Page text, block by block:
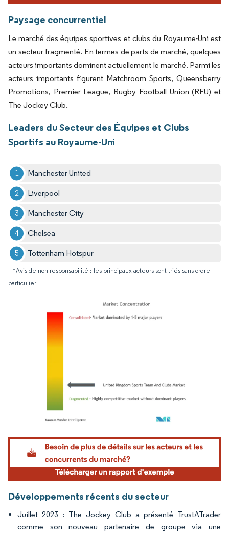
Paysage concurrentiel
Le marché des équipes sportives et clubs du Royaume-Uni est
un secteur fragmenté. En termes de parts de marché, quelques
acteurs importants dominent actuellement le marché. Parmi les
acteurs importants figurent Matchroom Sports, Queensberry
Promotions, Premier League, Rugby Football Union (RFU) et
The Jockey Club.
Leaders du Secteur des Équipes et Clubs
Sportifs au Royaume-Uni
Manchester United
Liverpool
Manchester City
Chelsea
Tottenham Hotspur
*Avis de non-responsabilité : les principaux acteurs sont triés sans ordre
particulier
Image © Mordor Intelligence. La réutilisation nécessite une attribution sous CC BY
Développements récents du secteur
Juillet 2023 : The Jockey Club a présenté TrustATrader
comme son nouveau partenaire de groupe via une